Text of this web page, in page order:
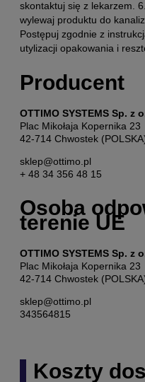
skontaktuj się z lekarzem.
wylewaj produktu do
Postępuj zgodnie z
utylizacji opakowania i
Producent
OTTIMO SYSTEMS Sp. z
Plac Mikołaja Kopernika 23
42-714 Chwostek
sklep@ottimo.pl
+ 48 34 356 48 15
Osoba
terenie UE
OTTIMO SYSTEMS Sp. z
Plac Mikołaja Kopernika 23
42-714 Chwostek
sklep@ottimo.pl
343564815
Koszty